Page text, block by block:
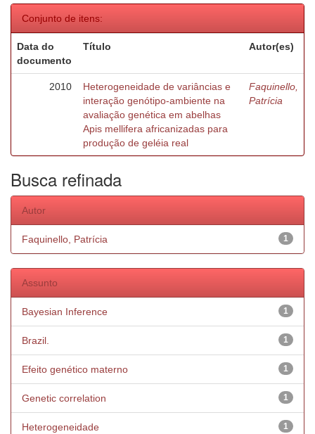
Conjunto de itens:
Data do
documento
Título Autor(es)
2010
Heterogeneidade de variâncias e
interação genótipo-ambiente na
avaliação genética em abelhas
Apis mellifera africanizadas para
produção de geléia real
Faquinello,
Patrícia
Busca refinada
Autor
1
Faquinello, Patrícia
Assunto
1
Bayesian Inference
1
Brazil.
1
Efeito genético materno
1
Genetic correlation
1
Heterogeneidade